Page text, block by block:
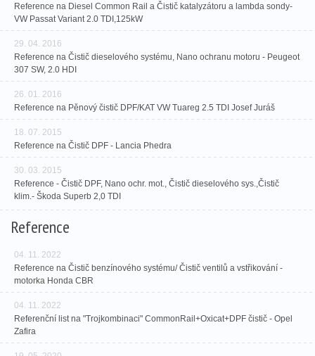
Reference na Diesel Common Rail a Čistič katalyzátoru a lambda sondy-
VW Passat Variant 2.0 TDI,125kW
29. 04. 2016
Reference na Čistič dieselového systému, Nano ochranu motoru - Peugeot
307 SW, 2.0 HDI
26. 01. 2016
Reference na Pěnový čistič DPF/KAT VW Tuareg 2.5 TDI Josef Juráš
18. 07. 2015
Reference na Čistič DPF - Lancia Phedra
30. 03. 2015
Reference - Čistič DPF, Nano ochr. mot., Čistič dieselového sys.,Čistič
klim.- Škoda Superb 2,0 TDI
Reference
04. 11. 2022
Reference na Čistič benzínového systému/ Čistič ventilů a vstřikování -
motorka Honda CBR
04. 11. 2022
Referenční list na "Trojkombinaci" CommonRail+Oxicat+DPF čistič - Opel
Zafira